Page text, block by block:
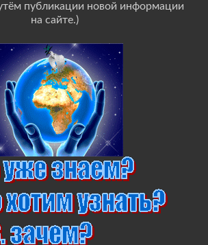
публикации новой информации
на сайте.)